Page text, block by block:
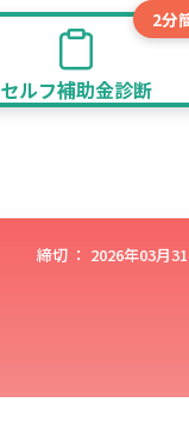
2分
セルフ補助金診断
締切 ： 2026年03月